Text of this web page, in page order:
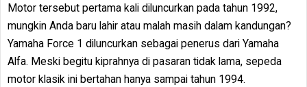
Motor tersebut pertama kali diluncurkan pada tahun 1992,
mungkin Anda baru lahir atau malah masih dalam kandungan?
Yamaha Force 1 diluncurkan sebagai penerus dari Yamaha
Alfa. Meski begitu kiprahnya di pasaran tidak lama, sepeda
motor klasik ini bertahan hanya sampai tahun 1994.